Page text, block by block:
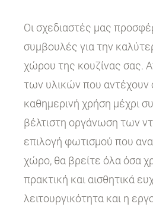
Οι σχεδιαστές μας
συμβουλές για την
χώρου της κουζίνας σας.
των υλικών που αντέχουν
καθημερινή χρήση μέχρι
βέλτιστη οργάνωση των
επιλογή φωτισμού που
χώρο, θα βρείτε όλα όσα
πρακτική και αισθητικά
λειτουργικότητα και η